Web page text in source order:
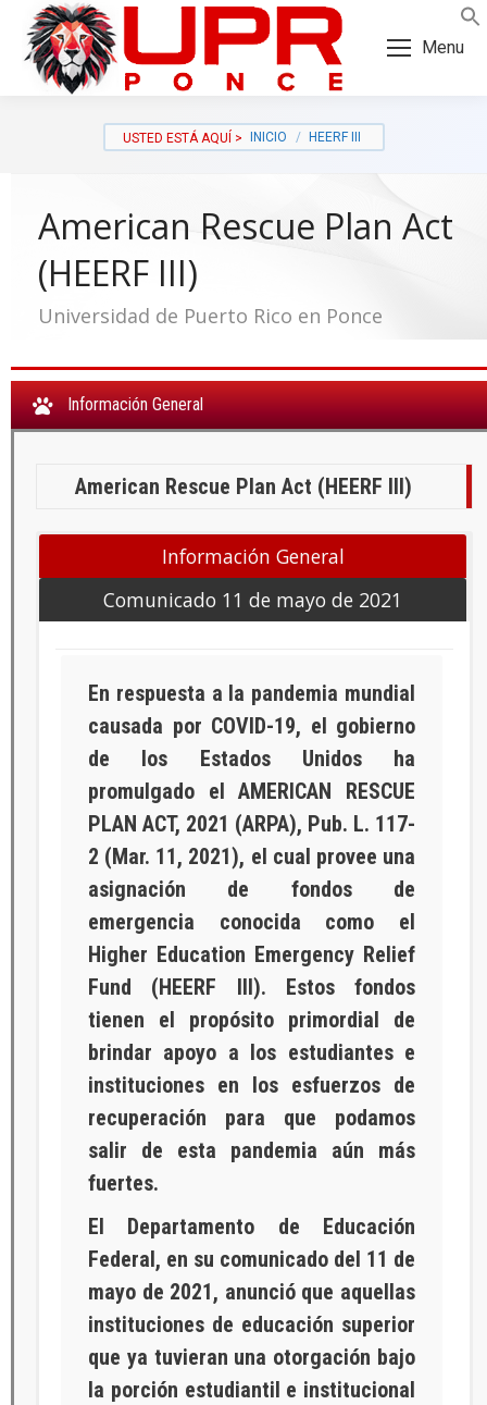
Skip
Content
Skip
navigation
Menu
INICIO HEERF III
American Rescue Plan Act
(HEERF III)
Universidad de Puerto Rico en Ponce
Información General
American Rescue Plan Act (HEERF III)
Información General
Comunicado 11 de mayo de 2021
En respuesta a la pandemia mundial
causada por COVID-19, el gobierno
de los Estados Unidos ha
promulgado el AMERICAN RESCUE
PLAN ACT, 2021 (ARPA), Pub. L. 117-
2 (Mar. 11, 2021), el cual provee una
asignación de fondos de
emergencia conocida como el
Higher Education Emergency Relief
Fund (HEERF III). Estos fondos
tienen el propósito primordial de
brindar apoyo a los estudiantes e
instituciones en los esfuerzos de
recuperación para que podamos
salir de esta pandemia aún más
fuertes.
El Departamento de Educación
Federal, en su comunicado del 11 de
mayo de 2021, anunció que aquellas
instituciones de educación superior
que ya tuvieran una otorgación bajo
la porción estudiantil e institucional